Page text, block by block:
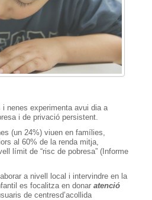
nenes experimenta avui dia a
i de privació persistent.
(un 24%) viuen en famílies,
al 60% de la renda mitja,
límit de “risc de pobresa” (Informe
a nivell local i intervindre en la
es focalitza en donaratenció
de centresd’acollida